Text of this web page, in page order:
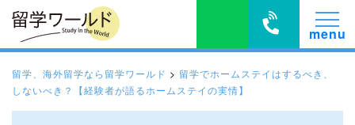
留学、海外留学なら留学ワールド > 留学でホームステイはするべき、
しないべき？【経験者が語るホームステイの実情】